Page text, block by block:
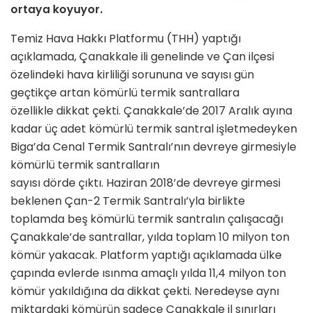
ortaya koyuyor.
Temiz Hava Hakkı Platformu (THH) yaptığı
açıklamada, Çanakkale ili genelinde ve Çan ilçesi
özelindeki hava kirliliği sorununa ve sayısı gün
geçtikçe artan kömürlü termik santrallara
özellikle dikkat çekti. Çanakkale’de 2017 Aralık ayına
kadar üç adet kömürlü termik santral işletmedeyken
Biga’da Cenal Termik Santralı’nın devreye girmesiyle
kömürlü termik santralların
sayısı dörde çıktı. Haziran 2018’de devreye girmesi
beklenen Çan-2 Termik Santralı’yla birlikte
toplamda beş kömürlü termik santralın çalışacağı
Çanakkale’de santrallar, yılda toplam 10 milyon ton
kömür yakacak. Platform yaptığı açıklamada ülke
çapında evlerde ısınma amaçlı yılda 11,4 milyon ton
kömür yakıldığına da dikkat çekti. Neredeyse aynı
miktardaki kömürün sadece Çanakkale il sınırları